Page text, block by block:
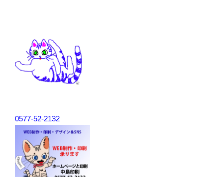
ン
0577-52-2132